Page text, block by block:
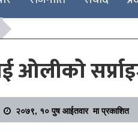
ओलीको
२०७९, १० पुष आईतवार मा प्रकाशित